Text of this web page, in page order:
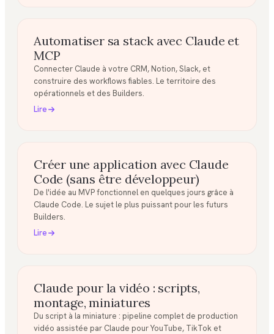
Automatiser sa stack avec Claude et
MCP
Connecter Claude à votre CRM, Notion, Slack, et
construire des workflows fiables. Le territoire des
opérationnels et des Builders.
Lire
Créer une application avec Claude
Code (sans être développeur)
De l'idée au MVP fonctionnel en quelques jours grâce à
Claude Code. Le sujet le plus puissant pour les futurs
Builders.
Lire
Claude pour la vidéo : scripts,
montage, miniatures
Du script à la miniature : pipeline complet de production
vidéo assistée par Claude pour YouTube, TikTok et